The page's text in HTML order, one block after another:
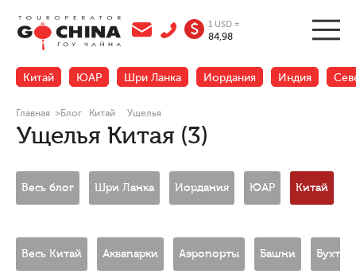
$ 1 USD =
84,98
Китай ЮАР Шри Ланка Иордания Индия
Главная >Блог Китай Ущелья
Ущелья Китая (3)
Весь блог Шри Ланка Иордания ЮАР Китай
Весь Китай Аквапарки Аэропорты Башни Бухты